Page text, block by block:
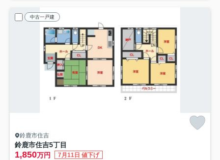
中古一戸建
鈴鹿市住吉
鈴鹿市住吉5丁目
1,850万円 7月11日 値下げ